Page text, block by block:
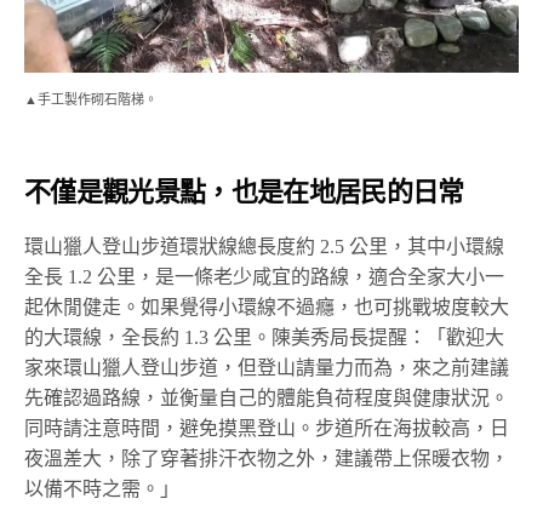
▲手工製作砌石階梯。
不僅是觀光景點，也是在地居民的日常
環山獵人登山步道環狀線總長度約 2.5 公里，其中小環線
全長 1.2 公里，是一條老少咸宜的路線，適合全家大小一
起休閒健走。如果覺得小環線不過癮，也可挑戰坡度較大
的大環線，全長約 1.3 公里。陳美秀局長提醒：「歡迎大
家來環山獵人登山步道，但登山請量力而為，來之前建議
先確認過路線，並衡量自己的體能負荷程度與健康狀況。
同時請注意時間，避免摸黑登山。步道所在海拔較高，日
夜溫差大，除了穿著排汗衣物之外，建議帶上保暖衣物，
以備不時之需。」